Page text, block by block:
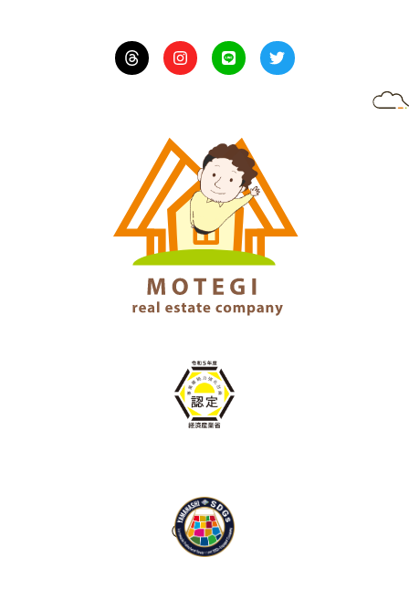
I
n
s
a
m
L
i
n
T
w
i